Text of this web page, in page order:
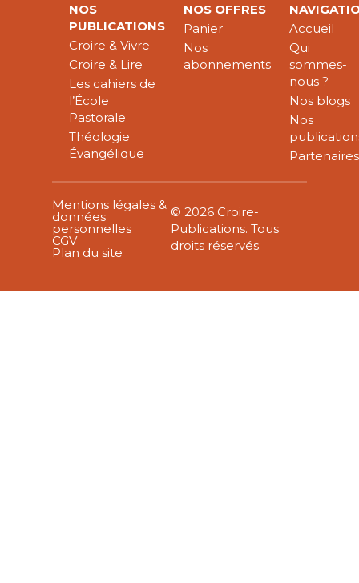
NOS
PUBLICATIONS
Croire & Vivre
Croire & Lire
Les cahiers de
l’École
Pastorale
Théologie
Évangélique
NOS OFFRES
Panier
Nos
abonnements
Accueil
Qui
sommes-
nous ?
Nos blogs
Nos
Partenaires
Mentions légales &
données
personnelles
CGV
Plan du site
© 2026 Croire-
Publications. Tous
droits réservés.